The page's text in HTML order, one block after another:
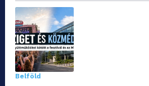
Belföld